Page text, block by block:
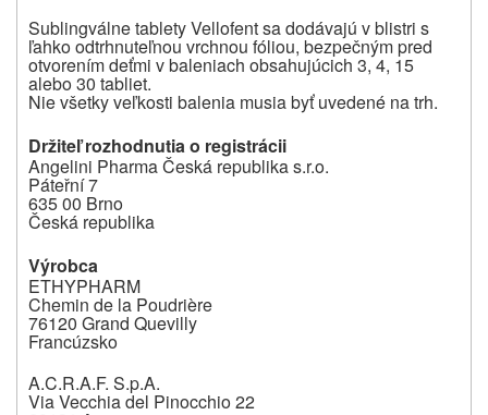
Sublingválne tablety Vellofent sa dodávajú v blistri s
ľahko odtrhnuteľnou vrchnou fóliou, bezpečným pred
otvorením deťmi v baleniach obsahujúcich 3, 4, 15
alebo 30 tabliet.
Nie všetky veľkosti balenia musia byť uvedené na trh.
Držiteľ rozhodnutia o registrácii
Angelini Pharma Česká republika s.r.o.
Páteřní 7
635 00 Brno
Česká republika
Výrobca
ETHYPHARM
Chemin de la Poudrière
76120 Grand Quevilly
Francúzsko
A.C.R.A.F. S.p.A.
Via Vecchia del Pinocchio 22